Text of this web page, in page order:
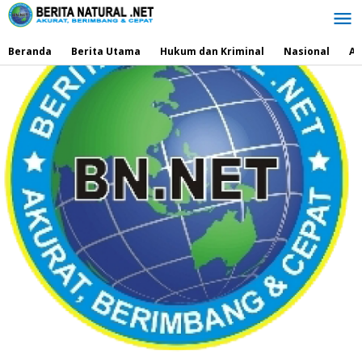
Lewati
ke
Beranda
Berita Utama Hukum dan Kriminal Nasional